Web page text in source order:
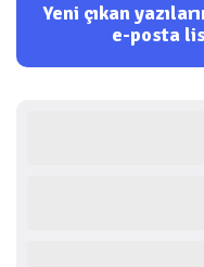
Yeni çıkan
e-posta